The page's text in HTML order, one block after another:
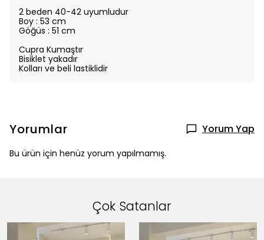
2 beden 40-42 uyumludur
Boy : 53 cm
Göğüs : 51 cm
Cupra Kumaştır
Bisiklet yakadır
Kolları ve beli lastiklidir
Yorumlar Yorum Yap
Bu ürün için henüz yorum yapılmamış.
Çok Satanlar